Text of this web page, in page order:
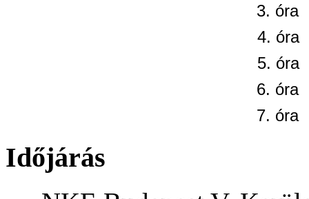
3. óra
4. óra
5.
6. óra
7. óra
Időjárás